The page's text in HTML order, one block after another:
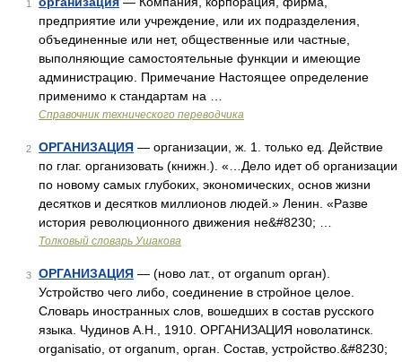
1
предприятие или учреждение, или их подразделения,
объединенные или нет, общественные или частные,
выполняющие самостоятельные функции и имеющие
администрацию. Примечание Настоящее определение
применимо к стандартам на …
Справочник технического переводчика
2 ОРГАНИЗАЦИЯ — организации, ж. 1. только ед. Действие
по глаг. организовать (книжн.). «…Дело идет об организации
по новому самых глубоких, экономических, основ жизни
десятков и десятков миллионов людей.» Ленин. «Разве
история революционного движения не&#8230; …
Толковый словарь Ушакова
3 ОРГАНИЗАЦИЯ — (ново лат., от organum орган).
Устройство чего либо, соединение в стройное целое.
Словарь иностранных слов, вошедших в состав русского
языка. Чудинов А.Н., 1910. ОРГАНИЗАЦИЯ новолатинск.
organisatio, от organum, орган. Состав, устройство.&#8230;